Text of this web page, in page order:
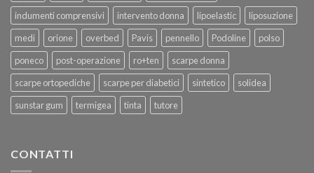
indumenti comprensivi
intervento donna lipoelastic
liposuzione
medi
orione overbed Pavis pennello Podoline
polso
poneco
post-operazione ro+ten
scarpe donna
scarpe ortopediche
scarpe per diabetici sintetico
solidea
sunstar gum
termigea tinta tutore
CONTATTI